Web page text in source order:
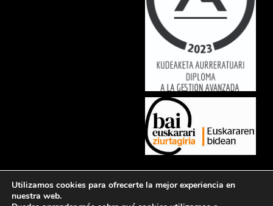
luctus nec ullamcorper mattis, pulvinar dapibus leo.
Utilizamos cookies para ofrecerte la mejor experiencia en
nuestra web.